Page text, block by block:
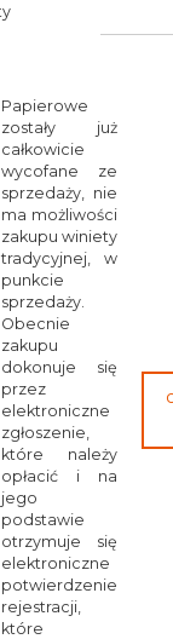
Papierowe
zostały już
całkowicie
wycofane ze
sprzedaży, nie
ma możliwości
zakupu winiety
tradycyjnej, w
punkcie
sprzedaży.
Obecnie
zakupu
dokonuje się
przez
elektroniczne
zgłoszenie,
które należy
opłacić i na
jego
podstawie
otrzymuje się
elektroniczne
potwierdzenie
rejestracji,
które